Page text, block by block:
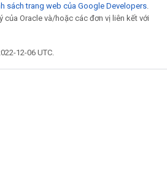
sách trang web của Google Developers.
của Oracle và/hoặc các đơn vị liên kết với
12-06 UTC.